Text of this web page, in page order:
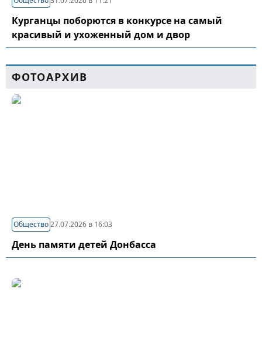
Курганцы поборются в конкурсе на самый
красивый и ухоженный дом и двор
ФОТОАРХИВ
Общество27.07.2026 в 16:03
День памяти детей Донбасса